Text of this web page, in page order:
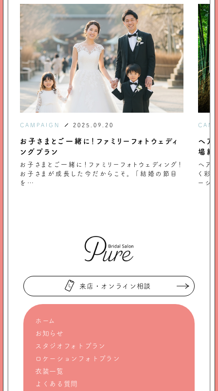
CAMPAIGN 2025.09.20
ヘアメイクプランナーあかねが選ぶ、京都・穴
場絶景ロケーション5選
ヘアメイクプランナーあかねが 数々の花嫁を美し
く彩ってきた経験から厳選！ 京都の穴場絶景ロケ
ーション…
春
フェ
3〜4
「春
京
来店・オンライン相談
ホーム
お知らせ
スタジオフォトプラン
ロケーションフォトプラン
衣装一覧
よくある質問